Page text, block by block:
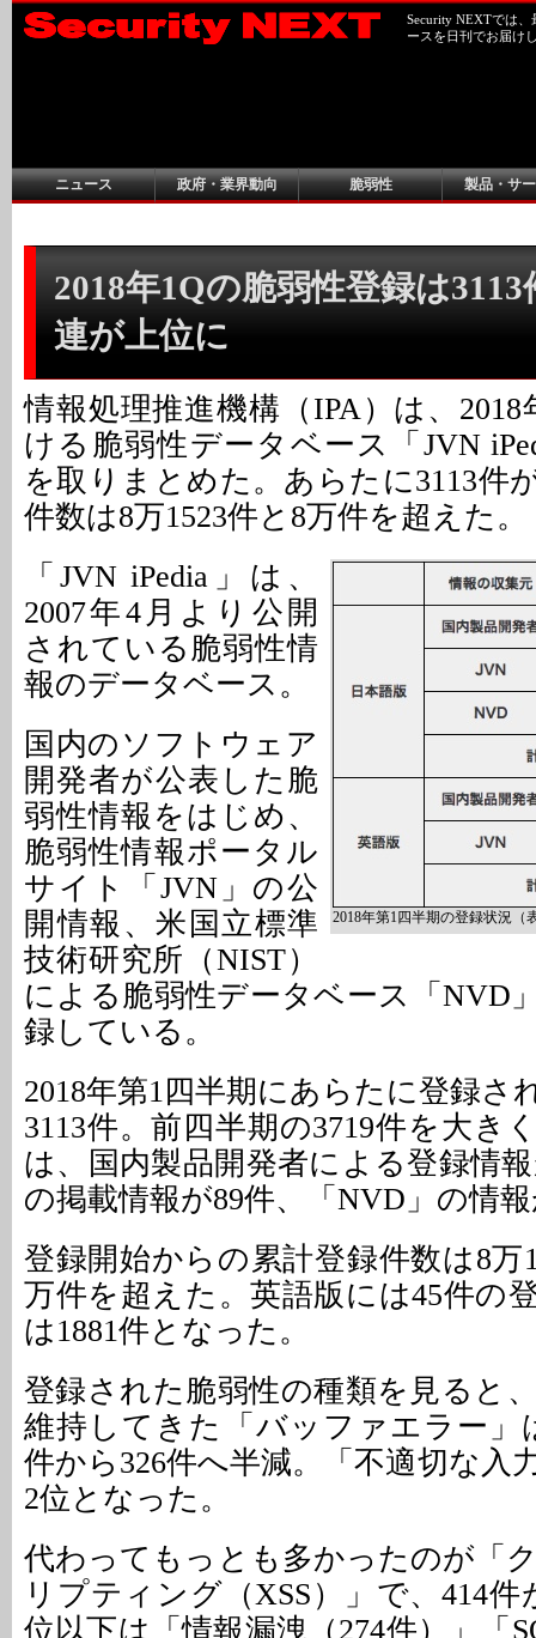
Security NEXTでは
ースを日刊でお届け
ニュース 政府・業界動向 脆弱性 製品・サ
2018年1Qの脆弱性登録は
連が上位に
情報処理推進機構（IPA）は、
ける脆弱性データベース「JVN
を取りまとめた。あらたに3113件
件数は8万1523件と8万件を超えた。
2018年第1四半期の登録状況（
「JVN iPedia」は、
2007年4月より公開
されている脆弱性情
報のデータベース。
国内のソフトウェア
開発者が公表した脆
弱性情報をはじめ、
脆弱性情報ポータル
サイト「JVN」の公
開情報、米国立標準
技術研究所（NIST）
による脆弱性データベース「NVD
録している。
2018年第1四半期にあらたに登録さ
3113件。前四半期の3719件を大き
は、国内製品開発者による登録情
の掲載情報が89件、「NVD」の情
登録開始からの累計登録件数は8万
万件を超えた。英語版には45件の
は1881件となった。
登録された脆弱性の種類を見ると
維持してきた「バッファエラー」
件から326件へ半減。「不適切な入
2位となった。
代わってもっとも多かったのが「
リプティング（XSS）」で、414
位以下は「情報漏洩（274件）」「